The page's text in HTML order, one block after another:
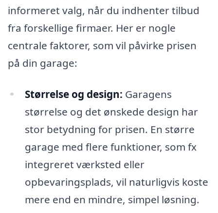
informeret valg, når du indhenter tilbud
fra forskellige firmaer. Her er nogle
centrale faktorer, som vil påvirke prisen
på din garage:
Størrelse og design: Garagens
størrelse og det ønskede design har
stor betydning for prisen. En større
garage med flere funktioner, som fx
integreret værksted eller
opbevaringsplads, vil naturligvis koste
mere end en mindre, simpel løsning.